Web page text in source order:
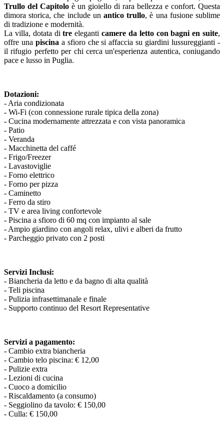
Trullo del Capitolo è un gioiello di rara bellezza e confort. Questa
dimora storica, che include un antico trullo, è una fusione sublime
di tradizione e modernità.
La villa, dotata ditre eleganticamere da letto con bagni en suite,
offre una piscina a sfioro che si affaccia su giardini lussureggianti -
il rifugio perfetto per chi cerca un'esperienza autentica, coniugando
pace e lusso in Puglia.
Dotazioni:
- Aria condizionata
- Wi-Fi (con connessione rurale tipica della zona)
- Cucina modernamente attrezzata e con vista panoramica
- Patio
- Veranda
- Macchinetta del caffé
- Frigo/Freezer
- Lavastoviglie
- Forno elettrico
- Forno per pizza
- Caminetto
- Ferro da stiro
- TV e area living confortevole
- Piscina a sfioro di 60 mq con impianto al sale
- Ampio giardino con angoli relax, ulivi e alberi da frutto
- Parcheggio privato con 2 posti
Servizi Inclusi:
- Biancheria da letto e da bagno di alta qualità
- Teli piscina
- Pulizia infrasettimanale e finale
- Supporto continuo del Resort Representative
Servizi a pagamento:
- Cambio extra biancheria
- Cambio telo piscina: € 12,00
- Pulizie extra
- Lezioni di cucina
- Cuoco a domicilio
- Riscaldamento (a consumo)
- Seggiolino da tavolo: € 150,00
- Culla: € 150,00